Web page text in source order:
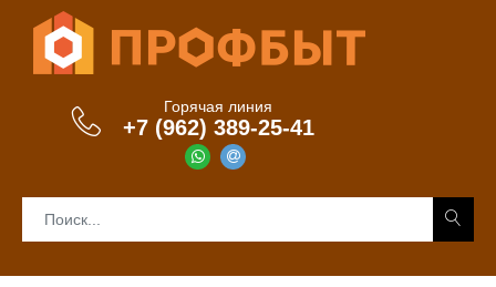
Горячая линия
+7 (962) 389-25-41